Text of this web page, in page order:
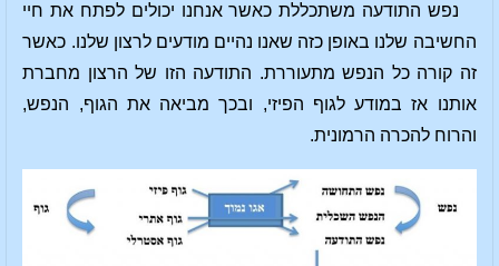
נפש התודעה משתכללת כאשר אנחנו יכולים לפתח את חיי
החשיבה שלנו באופן כזה שאנו נהיים מודעים לרצון שלנו. כאשר
זה קורה כל הנפש מתעוררת. התודעה הזו של הרצון מחברת
אותנו אז במודע לגוף הפיזי, ובכך מביאה את הגוף, הנפש,
והרוח להכרה הרמונית.